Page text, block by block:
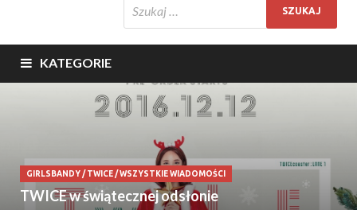
KATEGORIE
GIRLSBANDY/TWICE/WSZYSTKIE WIADOMOŚCI
TWICE w świątecznej odsłonie